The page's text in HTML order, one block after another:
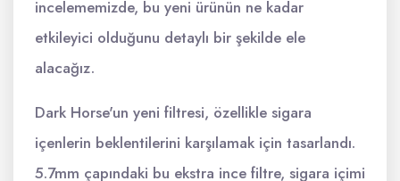
incelememizde, bu yeni ürünün ne kadar
etkileyici olduğunu detaylı bir şekilde ele
alacağız.
Dark Horse'un yeni filtresi, özellikle sigara
içenlerin beklentilerini karşılamak için tasarlandı.
5.7mm çapındaki bu ekstra ince filtre, sigara içimi